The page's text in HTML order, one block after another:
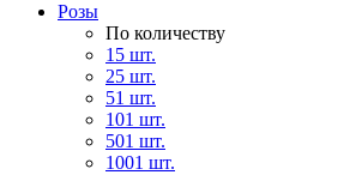
Розы
По количеству
15 шт.
25 шт.
51 шт.
101 шт.
501 шт.
1001 шт.